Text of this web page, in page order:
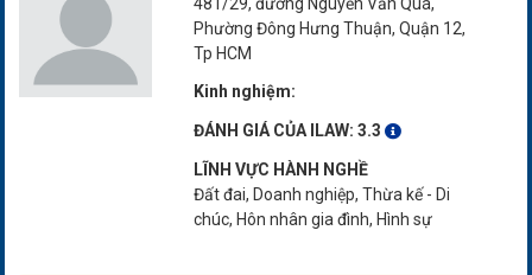
Phường Đông Hưng Thuận, Quận 12,
Tp HCM
Kinh nghiệm:
ĐÁNH GIÁ CỦA ILAW: 3.3
LĨNH VỰC HÀNH NGHỀ
Đất đai, Doanh nghiệp, Thừa kế - Di
chúc, Hôn nhân gia đình, Hình sự